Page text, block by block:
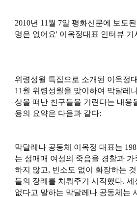
2010년 11월 7일 평화신문에 보도
명은 없어요' 이옥정대표 인터뷰 기
위령성월 특집으로 소개된 이옥정
11월 위령성월을 맞이하여 막달레
상을 떠난 친구들을 기린다는 내용
용의 요약은 다음과 같다:
막달레나 공동체 이옥정 대표는
는 성매매 여성의 죽음을 경찰과
하지 않고, 빈소도 없이 화장하는
들의 장례를 치뤄주기 시작했다.
없다고 말하는 막달레나 공동체는